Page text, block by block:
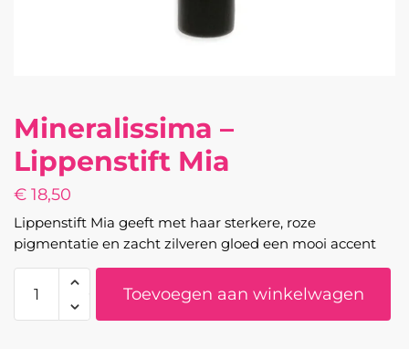
Mineralissima –
Lippenstift Mia
€ 18,50
Lippenstift Mia geeft met haar sterkere, roze
pigmentatie en zacht zilveren gloed een mooi accent
Mineralissima
Lippenstift
Toevoegen aan winkelwagen